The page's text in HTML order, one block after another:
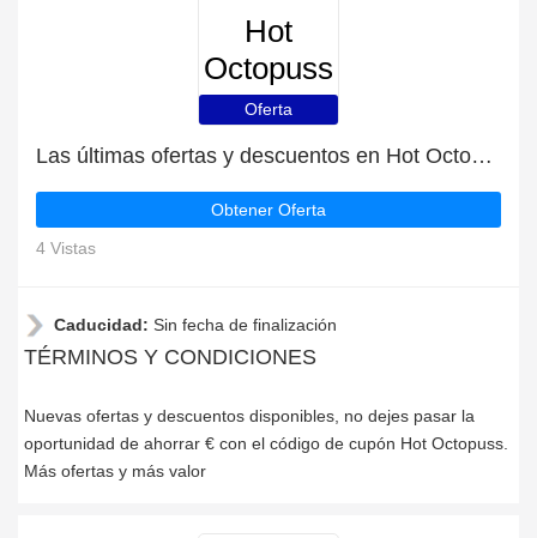
Hot
Octopuss
Oferta
Las últimas ofertas y descuentos en Hot Octopuss
Obtener Oferta
4 Vistas
Caducidad: Sin fecha de finalización
TÉRMINOS Y CONDICIONES
Nuevas ofertas y descuentos disponibles, no dejes pasar la
oportunidad de ahorrar € con el código de cupón Hot Octopuss.
Más ofertas y más valor